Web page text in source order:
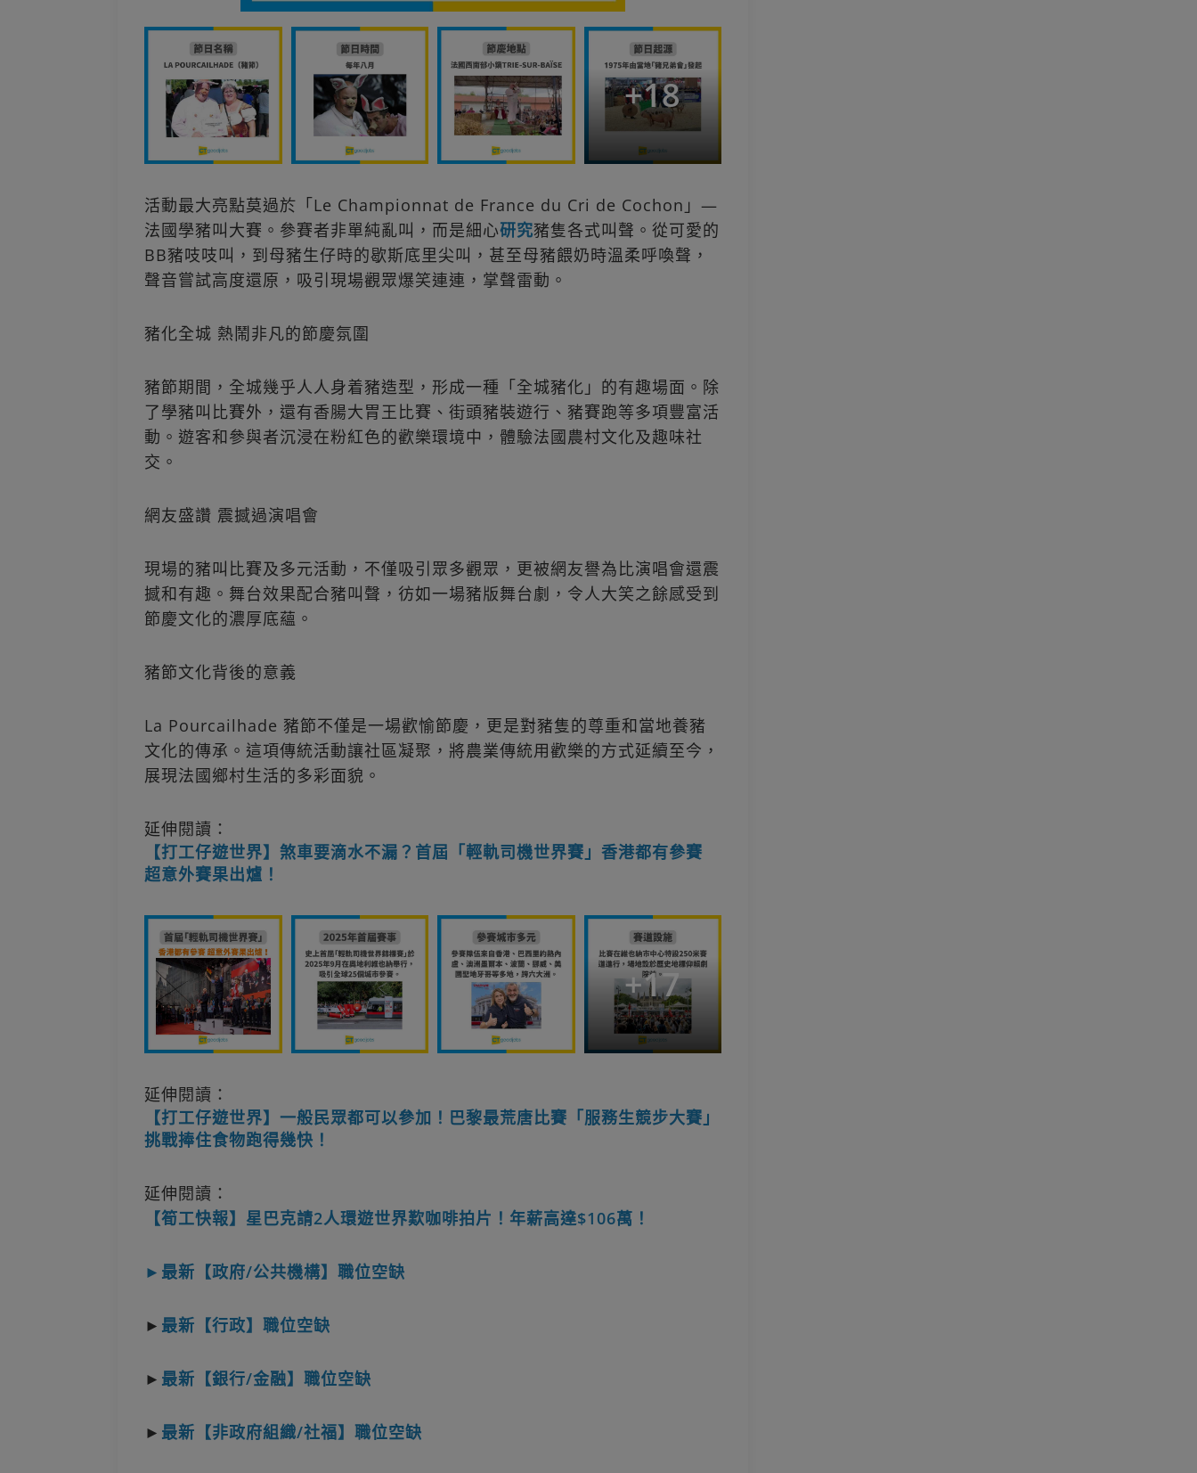
+18
活動最大亮點莫過於「Le Championnat de France du Cri de Cochon」—
法國學豬叫大賽。參賽者非單純亂叫，而是細心研究豬隻各式叫聲。從可愛的
BB豬吱吱叫，到母豬生仔時的歇斯底里尖叫，甚至母豬餵奶時溫柔呼喚聲，
聲音嘗試高度還原，吸引現場觀眾爆笑連連，掌聲雷動。
豬化全城 熱鬧非凡的節慶氛圍
豬節期間，全城幾乎人人身着豬造型，形成一種「全城豬化」的有趣場面。除
了學豬叫比賽外，還有香腸大胃王比賽、街頭豬裝遊行、豬賽跑等多項豐富活
動。遊客和參與者沉浸在粉紅色的歡樂環境中，體驗法國農村文化及趣味社
交。
網友盛讚 震撼過演唱會
現場的豬叫比賽及多元活動，不僅吸引眾多觀眾，更被網友譽為比演唱會還震
撼和有趣。舞台效果配合豬叫聲，彷如一場豬版舞台劇，令人大笑之餘感受到
節慶文化的濃厚底蘊。
豬節文化背後的意義
La Pourcailhade 豬節不僅是一場歡愉節慶，更是對豬隻的尊重和當地養豬
文化的傳承。這項傳統活動讓社區凝聚，將農業傳統用歡樂的方式延續至今，
展現法國鄉村生活的多彩面貌。
延伸閱讀：
【打工仔遊世界】煞車要滴水不漏？首屆「輕軌司機世界賽」香港都有參賽
超意外賽果出爐！
+17
延伸閱讀：
【打工仔遊世界】一般民眾都可以參加！巴黎最荒唐比賽「服務生競步大賽」
挑戰捧住食物跑得幾快！
延伸閱讀：
【筍工快報】星巴克請2人環遊世界歎咖啡拍片！年薪高達$106萬！
►最新【政府/公共機構】職位空缺
► 最新【行政】職位空缺
► 最新【銀行/金融】職位空缺
► 最新【非政府組織/社福】職位空缺